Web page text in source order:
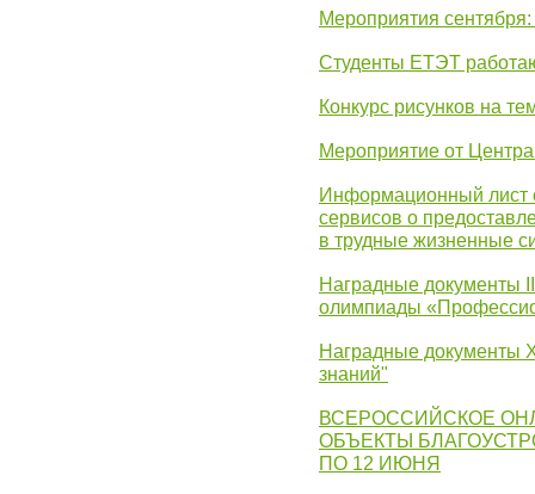
Мероприятия
Студенты ЕТЭТ
Конкурс рисунков на
Мероприятие от
Информационный лист
сервисов о
в трудные жизненные
Наградные документы
олимпиады
Наградные документы
знаний"
ВСЕРОССИЙСКОЕ
ОБЪЕКТЫ
ПО 12 ИЮНЯ